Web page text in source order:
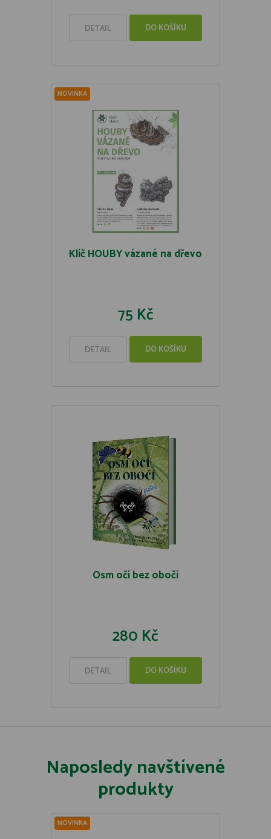
DETAIL DO KOŠÍKU
NOVINKA
Klíč HOUBY vázané na dřevo
75 Kč
DETAIL DO KOŠÍKU
Osm očí bez obočí
280 Kč
DETAIL DO KOŠÍKU
Naposledy navštívené
produkty
NOVINKA